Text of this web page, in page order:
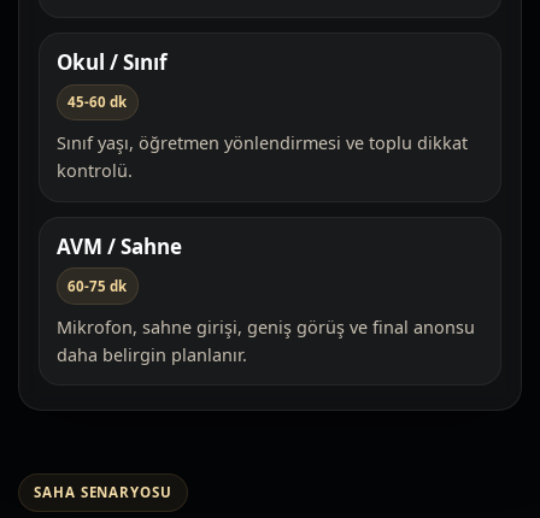
Okul / Sınıf
45-60 dk
Sınıf yaşı, öğretmen yönlendirmesi ve toplu dikkat
kontrolü.
AVM / Sahne
60-75 dk
Mikrofon, sahne girişi, geniş görüş ve final anonsu
daha belirgin planlanır.
SAHA SENARYOSU